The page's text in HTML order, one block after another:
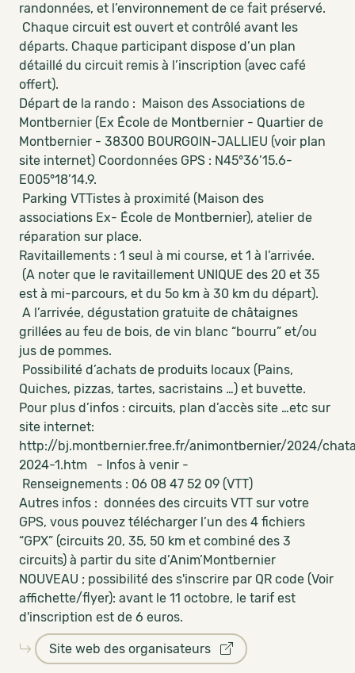
randonnées, et l’environnement de ce fait préservé.
Chaque circuit est ouvert et contrôlé avant les
départs. Chaque participant dispose d’un plan
détaillé du circuit remis à l’inscription (avec café
offert).
Départ de la rando : Maison des Associations de
Montbernier (Ex École de Montbernier - Quartier de
Montbernier - 38300 BOURGOIN-JALLIEU (voir plan
site internet) Coordonnées GPS : N45°36’15.6-
E005°18’14.9.
Parking VTTistes à proximité (Maison des
associations Ex- École de Montbernier), atelier de
réparation sur place.
Ravitaillements : 1 seul à mi course, et 1 à l’arrivée.
(A noter que le ravitaillement UNIQUE des 20 et 35
est à mi-parcours, et du 5o km à 30 km du départ).
A l’arrivée, dégustation gratuite de châtaignes
grillées au feu de bois, de vin blanc “bourru” et/ou
jus de pommes.
Possibilité d’achats de produits locaux (Pains,
Quiches, pizzas, tartes, sacristains …) et buvette.
Pour plus d’infos : circuits, plan d’accès site …etc sur
site internet:
http://bj.montbernier.free.fr/animontbernier/2024/
2024-1.htm - Infos à venir -
Renseignements : 06 08 47 52 09 (VTT)
Autres infos : données des circuits VTT sur votre
GPS, vous pouvez télécharger l’un des 4 fichiers
“GPX” (circuits 20, 35, 50 km et combiné des 3
circuits) à partir du site d’Anim’Montbernier
NOUVEAU ; possibilité des s'inscrire par QR code (Voir
affichette/flyer): avant le 11 octobre, le tarif est
d'inscription est de 6 euros.
Site web des organisateurs